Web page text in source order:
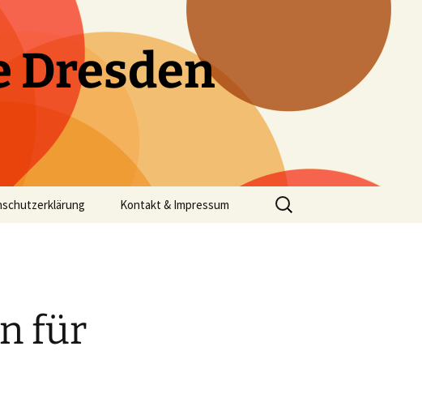
Dresden
Kontakt & Impressum
Suchen
nach:
für